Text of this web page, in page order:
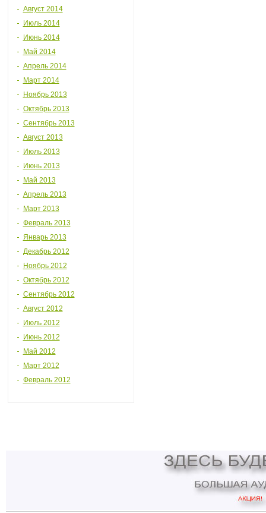
Август 2014
Июль 2014
Июнь 2014
Май 2014
Апрель 2014
Март 2014
Ноябрь 2013
Октябрь 2013
Сентябрь 2013
Август 2013
Июль 2013
Июнь 2013
Май 2013
Апрель 2013
Март 2013
Февраль 2013
Январь 2013
Декабрь 2012
Ноябрь 2012
Октябрь 2012
Сентябрь 2012
Август 2012
Июль 2012
Июнь 2012
Май 2012
Март 2012
Февраль 2012